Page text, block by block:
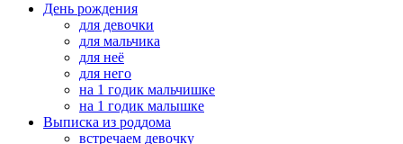
День рождения
для девочки
для мальчика
для неё
для него
на 1 годик мальчишке
на 1 годик малышке
Выписка из роддома
встречаем девочку